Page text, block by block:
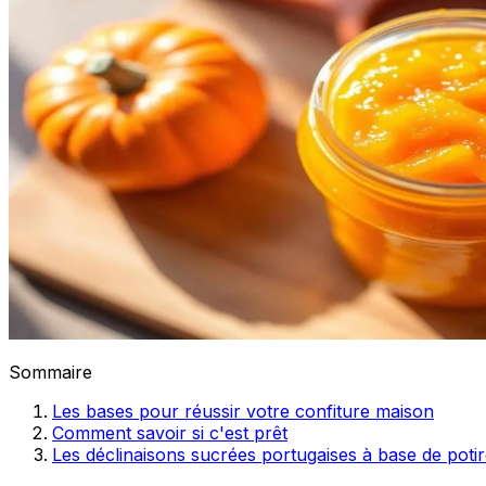
Sommaire
Les bases pour réussir votre confiture maison
Comment savoir si c'est prêt
Les déclinaisons sucrées portugaises à base de